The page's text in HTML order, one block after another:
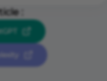
civil
n° 08-13308
: